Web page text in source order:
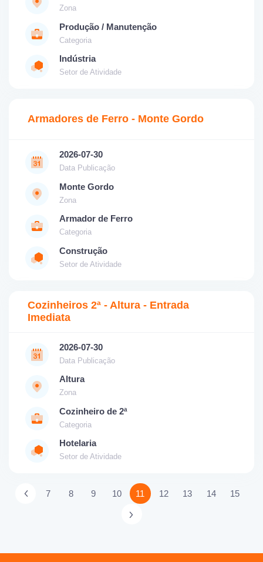
Zona
Produção / Manutenção
Categoria
Indústria
Setor de Atividade
Armadores de Ferro - Monte Gordo
2026-07-30
Data Publicação
Monte Gordo
Zona
Armador de Ferro
Categoria
Construção
Setor de Atividade
Cozinheiros 2ª - Altura - Entrada
Imediata
2026-07-30
Data Publicação
Altura
Zona
Cozinheiro de 2ª
Categoria
Hotelaria
Setor de Atividade
7 8 9 10 11 12 13 14 15